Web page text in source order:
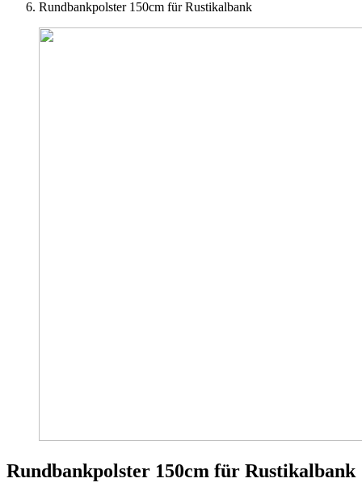
Rundbankpolster 150cm für Rustikalbank
Rundbankpolster 150cm für Rustikalbank